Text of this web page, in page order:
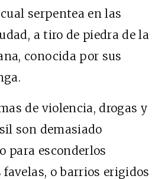
serpentea en las
a tiro de piedra de la
conocida por sus
de violencia, drogas y
son demasiado
para esconderlos
o barrios erigidos